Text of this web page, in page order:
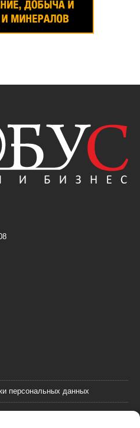
персональных данных
данных